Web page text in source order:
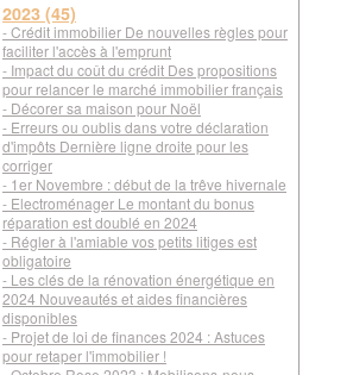
2023 (45)
- Crédit immobilier De nouvelles règles pour
faciliter l'accès à l'emprunt
- Impact du coût du crédit Des propositions
pour relancer le marché immobilier français
- Décorer sa maison pour Noël
- Erreurs ou oublis dans votre déclaration
d'impôts Dernière ligne droite pour les
corriger
- 1er Novembre : début de la trêve hivernale
- Electroménager Le montant du bonus
réparation est doublé en 2024
- Régler à l'amiable vos petits litiges est
obligatoire
- Les clés de la rénovation énergétique en
2024 Nouveautés et aides financières
disponibles
- Projet de loi de finances 2024 : Astuces
pour retaper l'immobilier !